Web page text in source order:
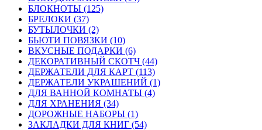
БЛОКНОТЫ (125)
БРЕЛОКИ (37)
БУТЫЛОЧКИ (2)
БЬЮТИ ПОВЯЗКИ (10)
ВКУСНЫЕ ПОДАРКИ (6)
ДЕКОРАТИВНЫЙ СКОТЧ (44)
ДЕРЖАТЕЛИ ДЛЯ КАРТ (113)
ДЕРЖАТЕЛИ УКРАШЕНИЙ (1)
ДЛЯ ВАННОЙ КОМНАТЫ (4)
ДЛЯ ХРАНЕНИЯ (34)
ДОРОЖНЫЕ НАБОРЫ (1)
ЗАКЛАДКИ ДЛЯ КНИГ (54)